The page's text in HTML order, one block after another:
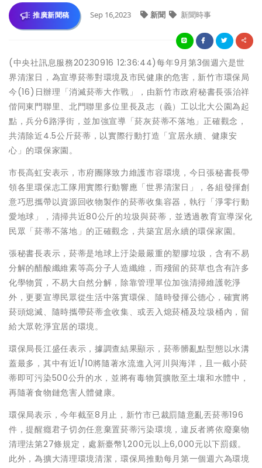
推廣新聞稿 Sep 16,2023 新聞 新聞時事
(中央社訊息服務20230916 12:36:44)每年9月第3個週六是世
界清潔日，為宣導菸蒂對環境及市民健康的危害，新竹市環保局
今(16)日辦理「消滅菸蒂大作戰」，由新竹市政府秘書長張治祥
偕同東門聯里、北門聯里多位里長及志（義）工以北大公園為起
點，兵分6路淨街，並加強宣導「菸灰菸蒂不落地」正確觀念，
共清除近4.5公斤菸蒂，以實際行動打造「宜居永續、健康安
心」的環保家園。
市長高虹安表示，市府團隊致力維護市容環境，今日張秘書長帶
領各里環保志工隊用實際行動響應「世界清潔日」，各組發揮創
意巧思攜帶以資源回收物製作的菸蒂收集容器，執行「淨零行動
愛地球」，清掃共近80公斤的垃圾與菸蒂，並透過教育宣導深化
民眾「菸蒂不落地」的正確觀念，共築宜居永續的環保家園。
張秘書長表示，菸蒂是地球上汙染最嚴重的塑膠垃圾，含有不易
分解的醋酸纖維素等高分子人造纖維，而殘留的菸草也含有許多
化學物質，不易大自然分解，除靠管理單位加強清掃維護乾淨
外，更要宣導民眾從生活中落實環保、隨時發揮公德心，確實將
菸頭熄滅、隨時攜帶菸蒂盒收集、或丟入熄菸桶及垃圾桶內，留
給大眾乾淨宜居的環境。
環保局長江盛任表示，據調查結果顯示，菸蒂髒亂點型態以水溝
蓋最多，其中有近1/10將隨著水流進入河川與海洋，且一截小菸
蒂即可污染500公升的水，並將有毒物質擴散至土壤和水體中，
再隨著食物鏈危害人體健康。
環保局表示，今年截至8月止，新竹市已裁罰隨意亂丟菸蒂196
件，提醒癮君子切勿任意棄置菸蒂污染環境，違反者將依廢棄物
清理法第27條規定，處新臺幣1,200元以上6,000元以下罰鍰。
此外，為擴大清理環境清潔，環保局推動每月第一個週六為環境